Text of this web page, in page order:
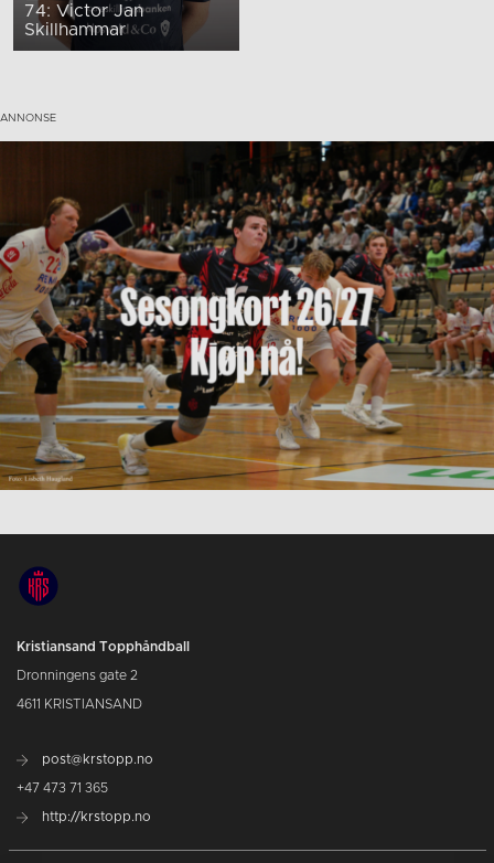
74: Victor Jan
Skillhammar
Kristiansand Topphåndball
Dronningens gate 2
4611 KRISTIANSAND
post@krstopp.no
+47 473 71 365
http://krstopp.no